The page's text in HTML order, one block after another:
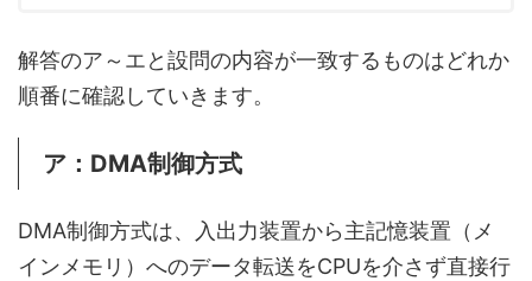
解答のア～エと設問の内容が一致するものはどれか
順番に確認していきます。
ア：DMA制御方式
DMA制御方式は、入出力装置から主記憶装置（メ
インメモリ）へのデータ転送をCPUを介さず直接行